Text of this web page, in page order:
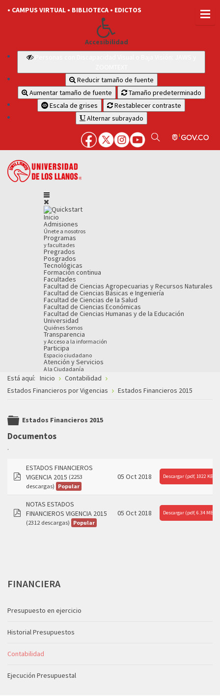
• CAMPUS VIRTUAL • BIBLIOTECA • EDICTOS
Accesibilidad
Reducir tamaño de fuente
Aumentar tamaño de fuente
Tamaño predeterminado
Escala de grises
Restablecer contraste
Alternar subrayado
Inicio
Admisiones
Únete a nosotros
Programas
y facultades
Pregrados
Posgrados
Tecnológicas
Formación continua
Facultades
Facultad de Ciencias Agropecuarias y Recursos Naturales
Facultad de Ciencias Básicas e Ingeniería
Facultad de Ciencias de la Salud
Facultad de Ciencias Económicas
Facultad de Ciencias Humanas y de la Educación
Universidad
Quiénes Somos
Transparencia
y Acceso a la información
Participa
Espacio ciudadano
Atención y Servicios
A la Ciudadanía
Está aquí: Inicio
Contabilidad
Estados Financieros por Vigencias
Estados Financieros 2015
folder
Estados Financieros 2015
Documentos
.
ESTADOS FINANCIEROS
VIGENCIA 2015 (2253
descargas) Popular
05 Oct 2018 Descargar (pdf, 1022 KB
NOTAS ESTADOS
FINANCIEROS VIGENCIA 2015
(2312 descargas) Popular
05 Oct 2018 Descargar (pdf, 6.34 MB
FINANCIERA
Presupuesto en ejercicio
Historial Presupuestos
Contabilidad
Ejecución Presupuestal